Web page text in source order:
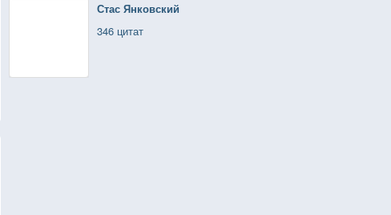
Стас Янковский
346 цитат